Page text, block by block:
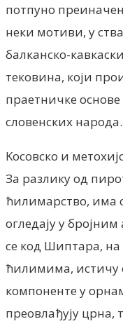
потпуно
неки мотиви, у
балканско-
тековина, који
праетничке основе
словенских народа.
Kосовско и
За разлику од
ћилимарство, има
огледају у
се код Шиптара,
ћилимима, истичу
компоненте у
преовлађују